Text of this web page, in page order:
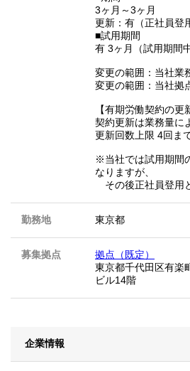
3ヶ月～3ヶ月
更新：有（正社員登
■試用期間
有 3ヶ月（試用期間
変更の範囲：当社業
変更の範囲：当社拠
【有期労働契約の更
契約更新は業務量に
更新回数上限 4回ま
※当社では試用期間
なりますが、
その後正社員登用
勤務地 東京都
募集拠点
拠点（既定）
東京都千代田区有楽
ビル14階
企業情報